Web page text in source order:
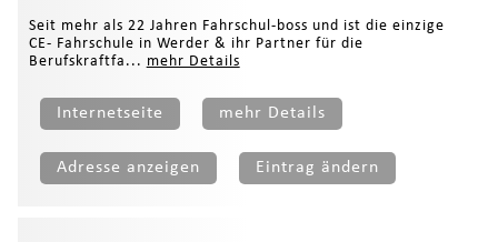
Seit mehr als 22 Jahren Fahrschul-boss und ist die einzige
CE- Fahrschule in Werder & ihr Partner für die
Berufskraftfa... mehr Details
Internetseite mehr Details
Adresse anzeigen Eintrag ändern